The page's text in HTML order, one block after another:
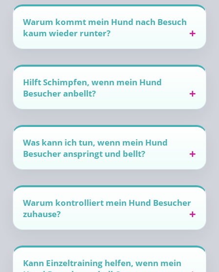
Warum kommt mein Hund nach Besuch
kaum wieder runter?
Hilft Schimpfen, wenn mein Hund
Besucher anbellt?
Was kann ich tun, wenn mein Hund
Besucher anspringt und bellt?
Warum kontrolliert mein Hund Besucher
zuhause?
Kann Einzeltraining helfen, wenn mein